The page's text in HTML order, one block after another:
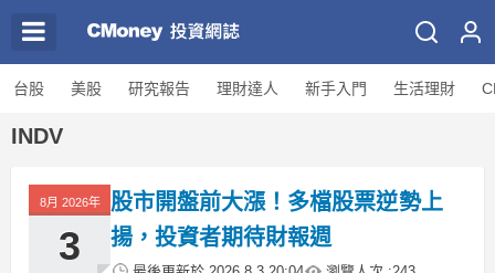
台股 美股 研究報告 理財達人 新手入門 生活理財
INDV
8月 2026年
3
股市開盤前大漲！多檔股票逆勢上
揚，投資者期待財報週